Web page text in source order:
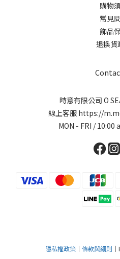
購物
常見
飾品
退換貨
時意有限公司 O
線上客服 https://
MON - FRI / 10:00
隱私權政策 ｜ 條款與細則